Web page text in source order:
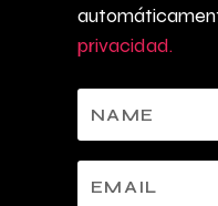
privacidad.